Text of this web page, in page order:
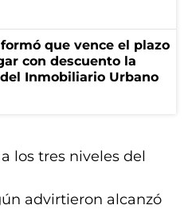
que vence el plazo
con descuento la
Inmobiliario Urbano
los tres niveles del
advirtieron alcanzó